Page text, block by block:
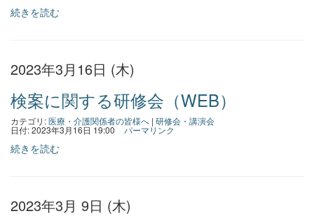
続きを読む
2023年3月16日 (木)
検案に関する研修会（WEB）
カテゴリ:医療・介護関係者の皆様へ | 研修会・講演会
日付: 2023年3月16日 19:00 パーマリンク
続きを読む
2023年3月 9日 (木)